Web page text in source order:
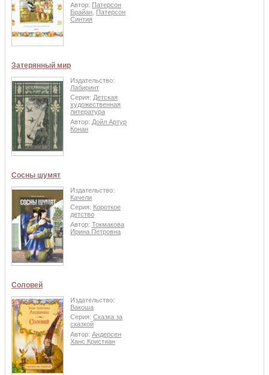
Автор: Патерсон
Брайан Патерсон
Синтия
Затерянный мир
Издательство:
Лабиринт
Серия: Детская
художественная
литература
Автор: Дойл Артур
Конан
Сосны шумят
Издательство:
Качели
Серия: Короткое
детство
Автор: Токмакова
Ирина Петровна
Соловей
Издательство:
Вакоша
Серия: Сказка за
сказкой
Автор: Андерсен
Ханс Кристиан